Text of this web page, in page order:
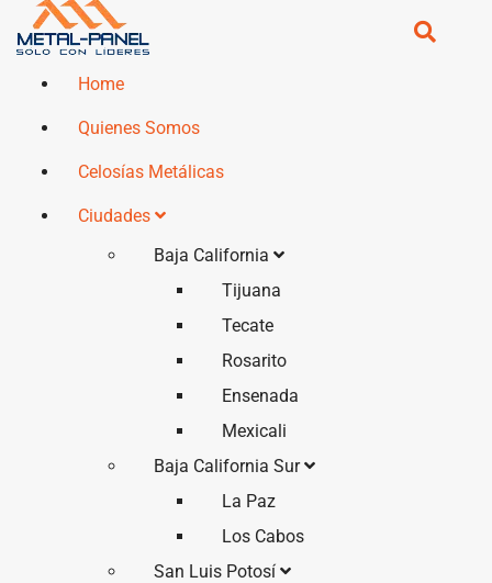
Home
Quienes Somos
Celosías Metálicas
Ciudades
Baja California
Tijuana
Tecate
Rosarito
Ensenada
Mexicali
Baja California Sur
La Paz
Los Cabos
San Luis Potosí